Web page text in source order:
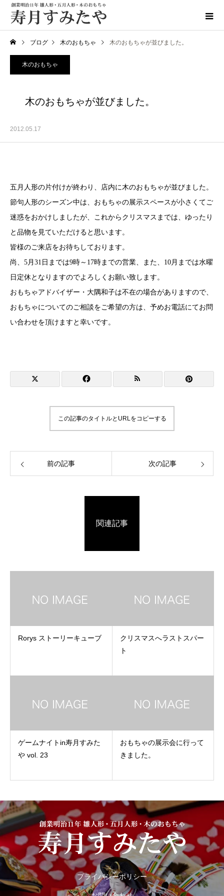
ブログ 木のおもちゃ 木のおもちゃが並びました。
木のおもちゃ
木のおもちゃが並びました。
2012.05.17
五月人形の片付けが終わり、店内に木のおもちゃが並びました。
節句人形のシーズン中は、おもちゃの展示スペースが小さくてご
迷惑をおかけしましたが、これからクリスマスまでは、ゆったり
と品物を見ていただけると思います。
皆様のご来店をお待ちしております。
尚、5月31日までは9時～17時までの営業、また、10月までは水曜
日定休となりますのでよろしくお願い致します。
おもちゃアドバイザー・大隅和子は不在の場合がありますので、
おもちゃについてのご相談をご希望の方は、予めお電話にてお問
い合わせを頂けますと幸いです。
この記事のタイトルとURLをコピーする
前の記事 次の記事
関連記事
Rorys ストーリーキューブ
クリスマスへラストスパー
ト
ゲームナイトin寿月すみた
や vol. 23
おもちゃの展示会に行って
きました。
プライバシーポリシー